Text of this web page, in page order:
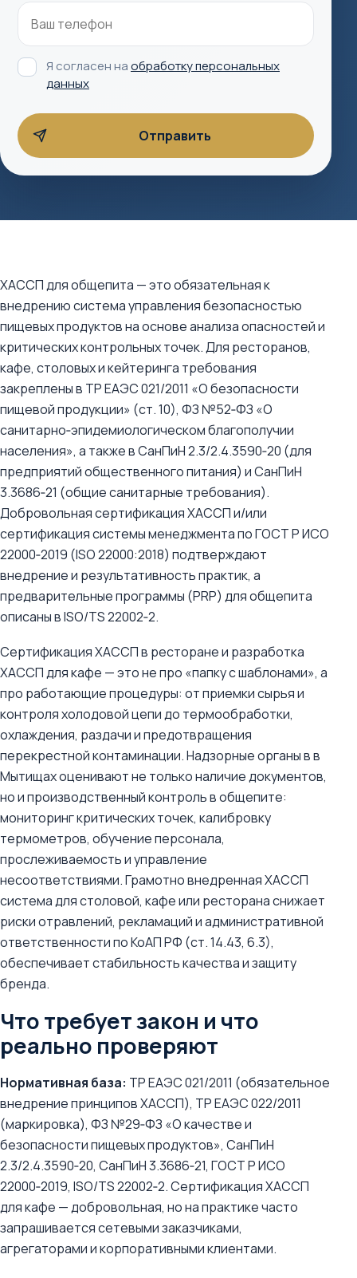
Я согласен наобработку персональных
данных
ХАССП для общепита — это обязательная к
внедрению система управления безопасностью
пищевых продуктов на основе анализа опасностей и
критических контрольных точек. Для ресторанов,
кафе, столовых и кейтеринга требования
закреплены в ТР ЕАЭС 021/2011 «О безопасности
пищевой продукции» (ст. 10), ФЗ №52‑ФЗ «О
санитарно‑эпидемиологическом благополучии
населения», а также в СанПиН 2.3/2.4.3590‑20 (для
предприятий общественного питания) и СанПиН
3.3686‑21 (общие санитарные требования).
Добровольная сертификация ХАССП и/или
сертификация системы менеджмента по ГОСТ Р ИСО
22000‑2019 (ISO 22000:2018) подтверждают
внедрение и результативность практик, а
предварительные программы (PRP) для общепита
описаны в ISO/TS 22002‑2.
Сертификация ХАССП в ресторане и разработка
ХАССП для кафе — это не про «папку с шаблонами», а
про работающие процедуры: от приемки сырья и
контроля холодовой цепи до термообработки,
охлаждения, раздачи и предотвращения
перекрестной контаминации. Надзорные органы в в
Мытищах оценивают не только наличие документов,
но и производственный контроль в общепите:
мониторинг критических точек, калибровку
термометров, обучение персонала,
прослеживаемость и управление
несоответствиями. Грамотно внедренная ХАССП
система для столовой, кафе или ресторана снижает
риски отравлений, рекламаций и административной
ответственности по КоАП РФ (ст. 14.43, 6.3),
обеспечивает стабильность качества и защиту
бренда.
Что требует закон и что
реально проверяют
Нормативная база: ТР ЕАЭС 021/2011 (обязательное
внедрение принципов ХАССП), ТР ЕАЭС 022/2011
(маркировка), ФЗ №29‑ФЗ «О качестве и
безопасности пищевых продуктов», СанПиН
2.3/2.4.3590‑20, СанПиН 3.3686‑21, ГОСТ Р ИСО
22000‑2019, ISO/TS 22002‑2. Сертификация ХАССП
для кафе — добровольная, но на практике часто
запрашивается сетевыми заказчиками,
агрегаторами и корпоративными клиентами.